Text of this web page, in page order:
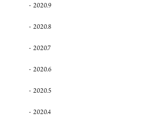
2020.9
2020.8
2020.7
2020.6
2020.5
2020.4